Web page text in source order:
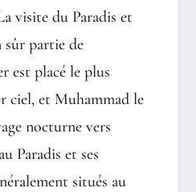
visite du Paradis et
sûr partie de
est placé le plus
ciel, et Muhammad le
nocturne vers
Paradis et ses
situés au